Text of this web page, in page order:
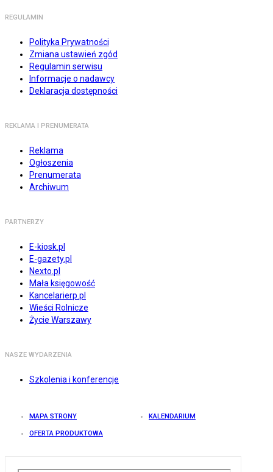
REGULAMIN
Polityka Prywatności
Zmiana ustawień zgód
Regulamin serwisu
Informacje o nadawcy
Deklaracja dostępności
REKLAMA I PRENUMERATA
Reklama
Ogłoszenia
Prenumerata
Archiwum
PARTNERZY
E-kiosk.pl
E-gazety.pl
Nexto.pl
Mała księgowość
Kancelarierp.pl
Wieści Rolnicze
Życie Warszawy
NASZE WYDARZENIA
Szkolenia i konferencje
MAPA STRONY KALENDARIUM
OFERTA PRODUKTOWA